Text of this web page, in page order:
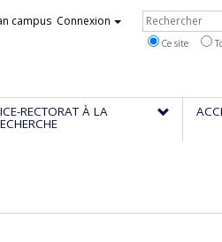
campus Connexion
Ce site
RECTORAT À LA